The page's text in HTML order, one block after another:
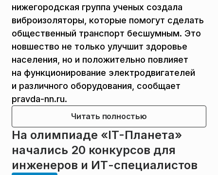
нижегородская группа ученых создала
виброизоляторы, которые помогут сделать
общественный транспорт бесшумным. Это
новшество не только улучшит здоровье
населения, но и положительно повлияет
на функционирование электродвигателей
и различного оборудования, сообщает
pravda-nn.ru.
Читать полностью
На олимпиаде «IT-Планета»
начались 20 конкурсов для
инженеров и ИТ-специалистов